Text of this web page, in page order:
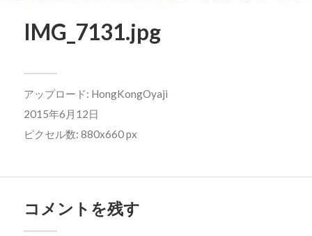
IMG_7131.jpg
アップロード: HongKongOyaji
2015年6月12日
ピクセル数: 880x660 px
コメントを残す